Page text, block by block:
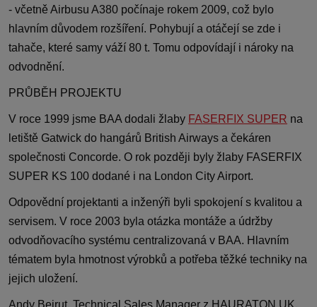
- včetně Airbusu A380 počínaje rokem 2009, což bylo
hlavním důvodem rozšíření. Pohybují a otáčejí se zde i
tahače, které samy váží 80 t. Tomu odpovídají i nároky na
odvodnění.
PRŮBĚH PROJEKTU
V roce 1999 jsme BAA dodali žlaby FASERFIX SUPER na
letiště Gatwick do hangárů British Airways a čekáren
společnosti Concorde. O rok později byly žlaby FASERFIX
SUPER KS 100 dodané i na London City Airport.
Odpovědní projektanti a inženýři byli spokojení s kvalitou a
servisem. V roce 2003 byla otázka montáže a údržby
odvodňovacího systému centralizovaná v BAA. Hlavním
tématem byla hmotnost výrobků a potřeba těžké techniky na
jejich uložení.
Andy Beirut, Technical Sales Manager z HAURATON UK,